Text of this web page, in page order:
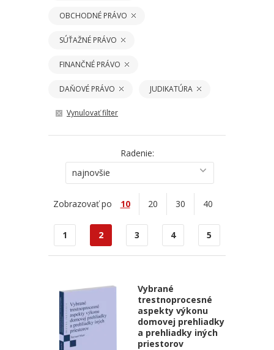
OBCHODNÉ PRÁVO
SÚŤAŽNÉ PRÁVO
FINANČNÉ PRÁVO
DAŇOVÉ PRÁVO JUDIKATÚRA
Vynulovať filter
Radenie:
najnovšie
Zobrazovať po 10 20 30 40
1 2 3 4 5
Vybrané
trestnoprocesné
aspekty výkonu
domovej prehliadky
a prehliadky iných
priestorov